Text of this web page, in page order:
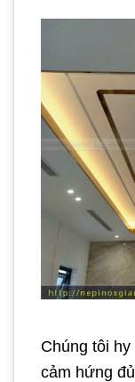
Chúng tôi
cảm hứng